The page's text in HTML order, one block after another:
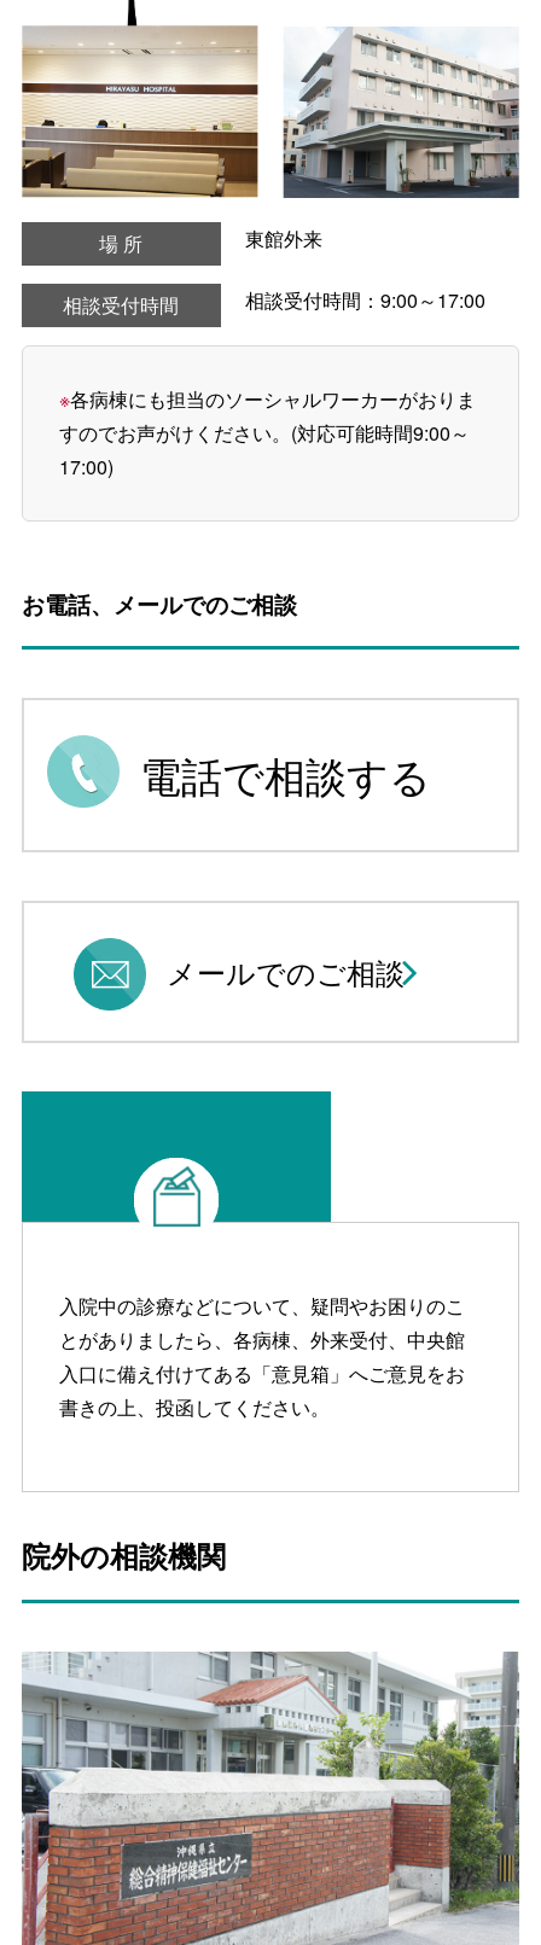
場 所 東館外来
相談受付時間 相談受付時間：9:00～17:00
※各病棟にも担当のソーシャルワーカーがおりま
すのでお声がけください。(対応可能時間9:00～
17:00)
お電話、メールでのご相談
電話で相談する
メールでのご相談
ご意見箱
入院中の診療などについて、疑問やお困りのこ
とがありましたら、各病棟、外来受付、中央館
入口に備え付けてある「意見箱」へご意見をお
書きの上、投函してください。
院外の相談機関